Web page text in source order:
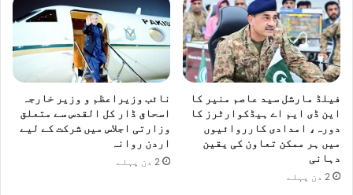
فیلڈ مارشل سید عاصم منیر کا
این ڈی ایم اے ہیڈکوارٹرز کا
دورہ، امدادی کارروائیوں
میں ہر ممکن تعاون کی یقین
دہانی
2 دن پہلے
نائب وزیراعظم و وزیر خارجہ
اسحاق ڈار کل القدس سے متعلق
وزارتی اجلاس میں شرکت کے لیے
اردن روانہ
2 دن پہلے